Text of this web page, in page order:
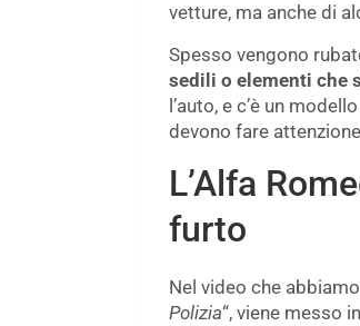
vetture, ma anche di
Spesso vengono
sedili o elementi che
l’auto, e c’è un
devono fare
L’Alfa
furto
Nel video che
Polizia“, viene messo